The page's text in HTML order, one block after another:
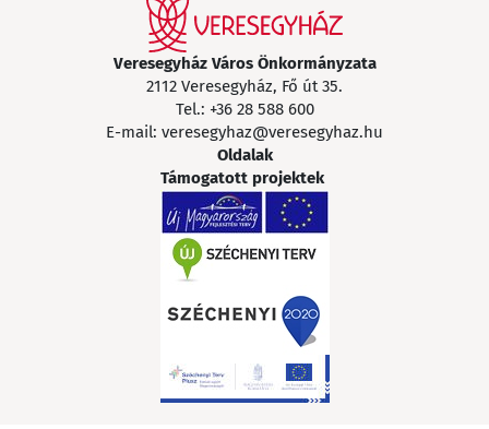
Veresegyház Város Önkormányzata
2112 Veresegyház, Fő út 35.
Tel.: +36 28 588 600
E-mail: veresegyhaz@veresegyhaz.hu
Oldalak
Támogatott projektek